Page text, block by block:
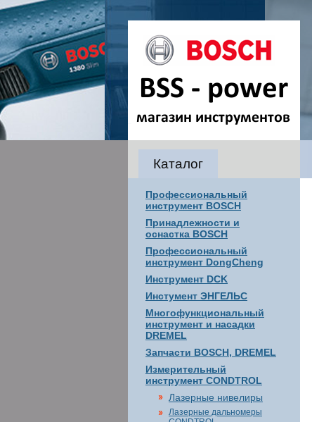
Каталог
Профессиональный
инструмент BOSCH
Принадлежности и
оснастка BOSCH
Профессиональный
инструмент DongCheng
Инструмент DCK
Инстумент ЭНГЕЛЬС
Многофункциональный
инструмент и насадки
DREMEL
Запчасти BOSCH, DREMEL
Измерительный
инструмент CONDTROL
Лазерные нивелиры
Лазерные дальномеры